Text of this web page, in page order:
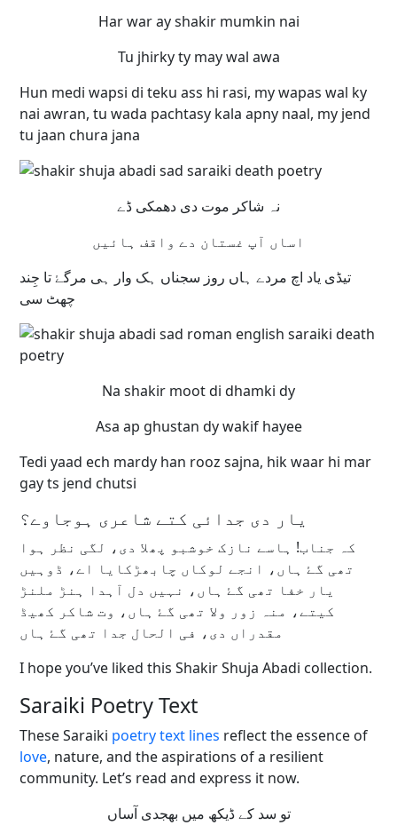
Har war ay shakir mumkin nai
Tu jhirky ty may wal awa
Hun medi wapsi di teku ass hi rasi, my wapas wal ky
nai awran, tu wada pachtasy kala apny naal, my jend
tu jaan chura jana
نہ شاکر موت دی دھمکی ڈے
اساں آپ غستان دے واقف ہائیں
تیڈی یاد اچ مردے ہاں روز سجناں ہک وار ہی مرگۓ تا جِند
چھٹ سی
Na shakir moot di dhamki dy
Asa ap ghustan dy wakif hayee
Tedi yaad ech mardy han rooz sajna, hik waar hi mar
gay ts jend chutsi
یار دی جدائی کتے شاعری ہوجاوے؟
کہ جناب! ہاسے نازک خوشبو پھلا دی، لگی نظر ہوا
تھی گۓ ہاں، انجے لوکاں چابھڑکایا اے، ڈوہیں
یار خفا تھی گۓ ہاں، نہیں دل آہدا ہنڑ ملنڑ
کیتے، منہ زور ولا تھی گۓ ہاں، وت شاکر کھیڈ
مقدراں دی، فی الحال جدا تھی گۓ ہاں
I hope you’ve liked this Shakir Shuja Abadi collection.
Saraiki Poetry Text
These Saraiki poetry text lines reflect the essence of
love, nature, and the aspirations of a resilient
community. Let’s read and express it now.
تو سد کے ڈیکھ میں بھجدی آساں